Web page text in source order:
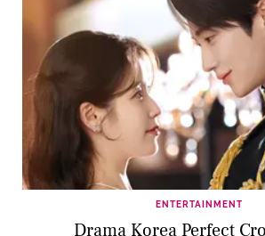
ENTERTAINMENT
Drama Korea Perfect